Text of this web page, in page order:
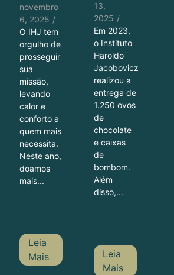
novembro
6, 2025 /
O IHJ tem
orgulho de
prosseguir
sua
missão,
levando
calor e
conforto a
quem mais
necessita.
Neste ano,
doamos
mais...
Leia
Mais
13,
2025 /
Em 2023,
o Instituto
Haroldo
Jacobovicz
realizou a
entrega de
1.250 ovos
de
chocolate
e caixas
de
bombom.
Além
disso,...
Leia
Mais